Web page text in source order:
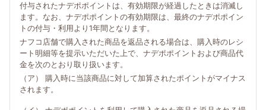
付与されたナデポポイントは、有効期限が経過したときは消滅し
ます。なお、ナデポポイントの有効期限は、最終のナデポポイン
トの付与・利用より1年間となります。
ナフコ店舗で購入された商品を返品される場合は、購入時のレシ
ート明細等を提示いただいた上で、ナデポポイントおよび商品代
金を次のとおり取り扱います。
（ア） 購入時に当該商品に対して加算されたポイントがマイナス
されます。